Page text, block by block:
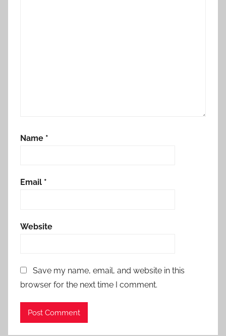
Name *
Email *
Website
Save my name, email, and website in this
browser for the next time I comment.